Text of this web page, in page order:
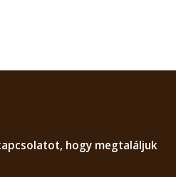
hogy megtaláljuk